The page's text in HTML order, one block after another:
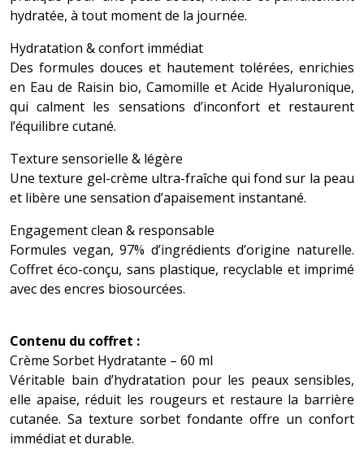
hydratée, à tout moment de la journée.
Hydratation & confort immédiat
Des formules douces et hautement tolérées, enrichies
en Eau de Raisin bio, Camomille et Acide Hyaluronique,
qui calment les sensations d’inconfort et restaurent
l’équilibre cutané.
Texture sensorielle & légère
Une texture gel-crème ultra-fraîche qui fond sur la peau
et libère une sensation d’apaisement instantané.
Engagement clean & responsable
Formules vegan, 97% d’ingrédients d’origine naturelle.
Coffret éco-conçu, sans plastique, recyclable et imprimé
avec des encres biosourcées.
Contenu du coffret :
Crème Sorbet Hydratante – 60 ml
Véritable bain d’hydratation pour les peaux sensibles,
elle apaise, réduit les rougeurs et restaure la barrière
cutanée. Sa texture sorbet fondante offre un confort
immédiat et durable.